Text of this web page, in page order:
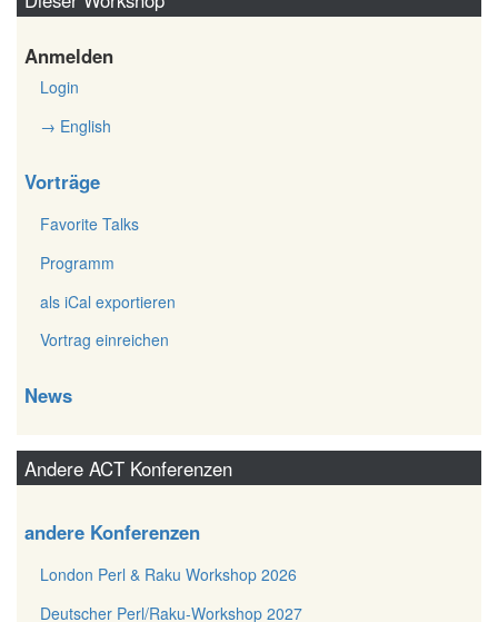
Anmelden
Login
→ English
Vorträge
Favorite Talks
Programm
als iCal exportieren
Vortrag einreichen
News
Andere ACT Konferenzen
andere Konferenzen
London Perl & Raku Workshop 2026
Deutscher Perl/Raku-Workshop 2027